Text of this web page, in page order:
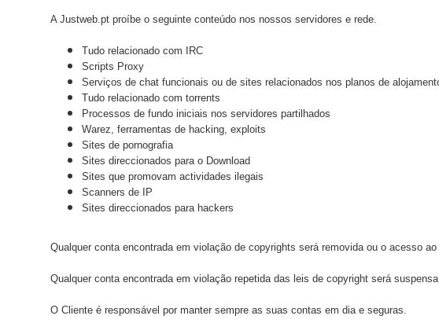
A Justweb.pt proíbe o seguinte conteúdo nos nossos servidores e rede.
Tudo relacionado com IRC
Scripts Proxy
Serviços de chat funcionais ou de sites relacionados nos planos de
Tudo relacionado com torrents
Processos de fundo iniciais nos servidores partilhados
Warez, ferramentas de hacking, exploits
Sites de pornografia
Sites direccionados para o Download
Sites que promovam actividades ilegais
Scanners de IP
Sites direccionados para hackers
Qualquer conta encontrada em violação de copyrights será removida ou o acesso
Qualquer conta encontrada em violação repetida das leis de copyright será
O Cliente é responsável por manter sempre as suas contas em dia e seguras.